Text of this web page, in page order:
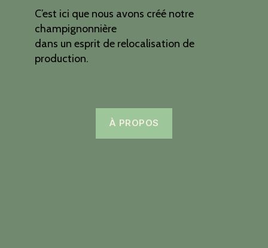
C’est ici que nous avons créé notre
champignonnière
dans un esprit de relocalisation de
production.
À PROPOS